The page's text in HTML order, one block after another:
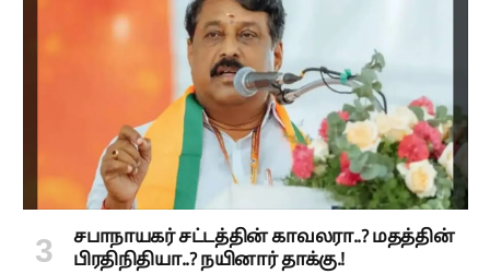
சபாநாயகர் சட்டத்தின் காவலரா..? மதத்தின்
பிரதிநிதியா..? நயினார் தாக்கு.!